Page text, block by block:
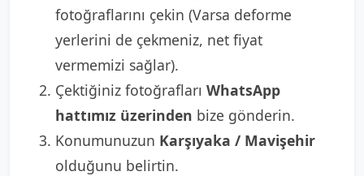
fotoğraflarını çekin (Varsa deforme
yerlerini de çekmeniz, net fiyat
vermemizi sağlar).
Çektiğiniz fotoğrafları WhatsApp
hattımız üzerinden bize gönderin.
Konumunuzun Karşıyaka / Mavişehir
olduğunu belirtin.